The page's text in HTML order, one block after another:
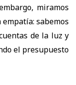
miramos
sabemos
de la luz y
el presupuesto